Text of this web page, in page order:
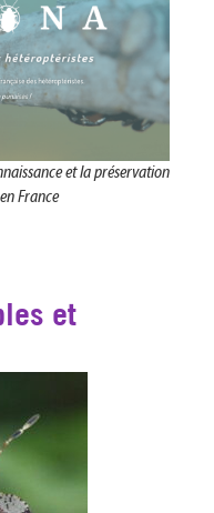
et la préservation
France
et